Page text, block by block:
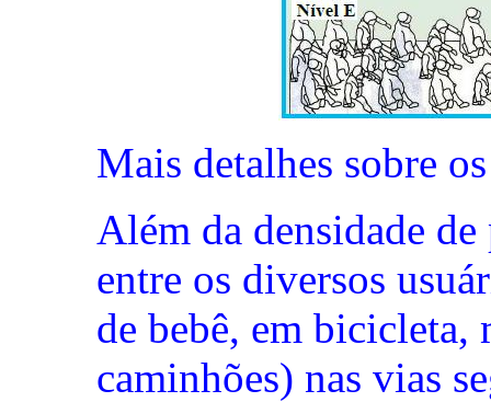
Mais detalhes sobre
Além da densidade
entre os diversos
de bebê, em bicicleta,
caminhões) nas vias